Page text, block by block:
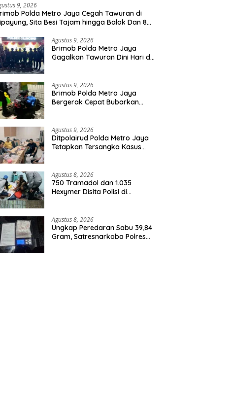
9, 2026
Polda Metro Jaya Cegah Tawuran di
Sita Besi Tajam hingga Balok Dan 8
Agustus 9, 2026
Brimob Polda Metro Jaya
Gagalkan Tawuran Dini Hari di
Diamankan
Agustus 9, 2026
Brimob Polda Metro Jaya
Bergerak Cepat Bubarkan
Agustus 9, 2026
Ditpolairud Polda Metro Jaya
Tetapkan Tersangka Kasus
Agustus 8, 2026
750 Tramadol dan 1.035
Hexymer Disita Polisi di
Agustus 8, 2026
Ungkap Peredaran Sabu 39,84
Gram, Satresnarkoba Polres